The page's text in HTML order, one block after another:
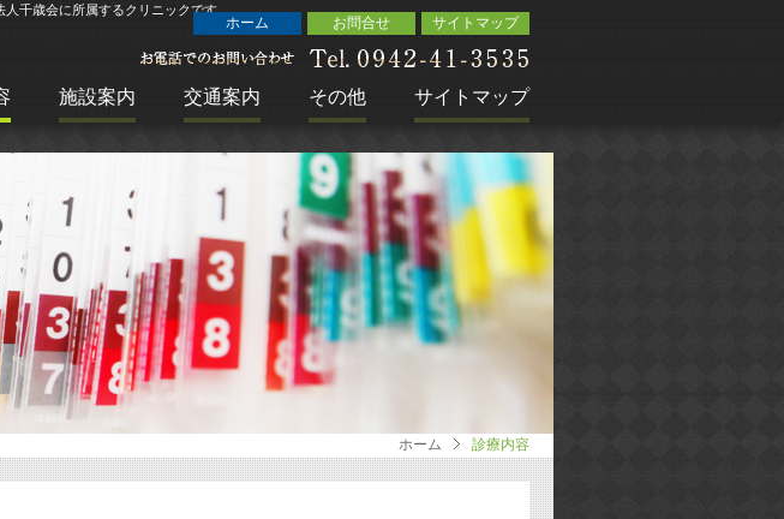
千歳会に所属するクリニックです。
サイトマップ
お問合せ
ホーム
施設案内 交通案内 その他 サイトマップ
診療内容
ホーム